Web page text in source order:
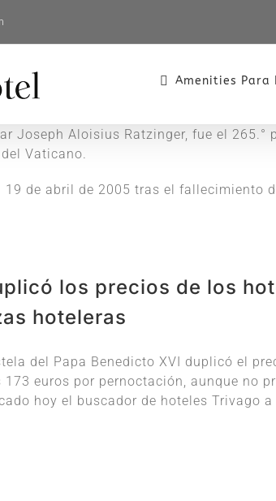
Amenities Para
Joseph Aloisius Ratzinger, fue el
Vaticano.​
19 de abril de 2005 tras el fallecimiento
los precios de los
hoteleras
del Papa Benedicto XVI duplicó el
euros por pernoctación, aunque no
hoy el buscador de hoteles Trivago